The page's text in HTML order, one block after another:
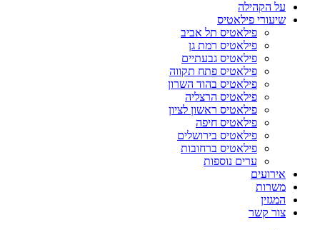
על הקהילה
שיעורי פילאטיס
פילאטיס תל אביב
פילאטיס רמת גן
פילאטיס גבעתיים
פילאטיס פתח תקווה
פילאטיס בהוד השרון
פילאטיס הרצליה
פילאטיס ראשון לציון
פילאטיס חיפה
פילאטיס בירושלים
פילאטיס ברחובות
ערים נוספות
אירועים
משרות
המגזין
צור קשר